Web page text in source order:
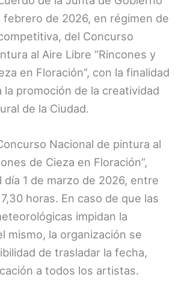
febrero de 2026, en régimen de
del Concurso
al Aire Libre “Rincones y
en Floración”, con la finalidad
la promoción de la creatividad
de la Ciudad.
Nacional de pintura al
de Cieza en Floración”,
1 de marzo de 2026, entre
horas. En caso de que las
impidan la
mismo, la organización se
de trasladar la fecha,
a todos los artistas.